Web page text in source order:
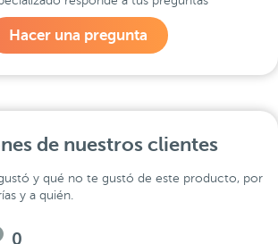
Hacer una pregunta
de nuestros clientes
y qué no te gustó de este producto, por
y a quién.
0